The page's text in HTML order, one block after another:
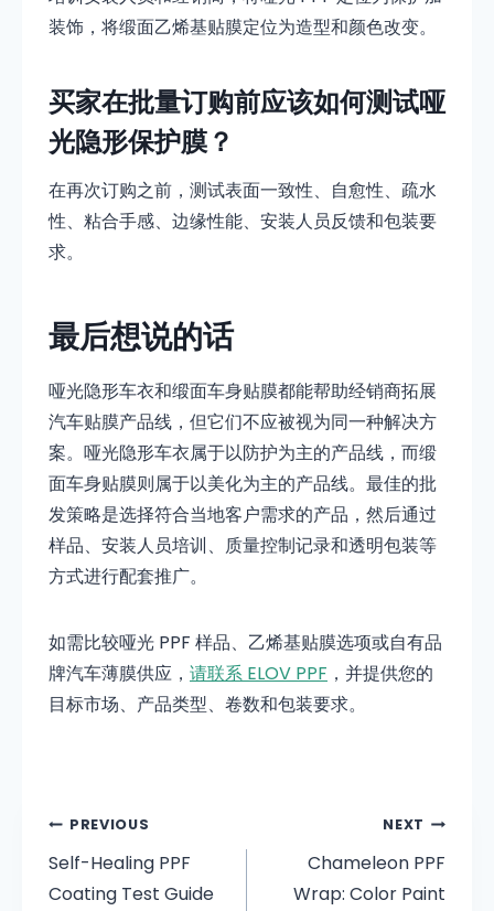
装饰，将缎面乙烯基贴膜定位为造型和颜色改变。
买家在批量订购前应该如何测试哑
光隐形保护膜？
在再次订购之前，测试表面一致性、自愈性、疏水
性、粘合手感、边缘性能、安装人员反馈和包装要
求。
最后想说的话
哑光隐形车衣和缎面车身贴膜都能帮助经销商拓展
汽车贴膜产品线，但它们不应被视为同一种解决方
案。哑光隐形车衣属于以防护为主的产品线，而缎
面车身贴膜则属于以美化为主的产品线。最佳的批
发策略是选择符合当地客户需求的产品，然后通过
样品、安装人员培训、质量控制记录和透明包装等
方式进行配套推广。
如需比较哑光 PPF 样品、乙烯基贴膜选项或自有品
牌汽车薄膜供应， 请联系 ELOV PPF ，并提供您的
目标市场、产品类型、卷数和包装要求。
PREVIOUS
Self-Healing PPF
Coating Test Guide
NEXT
Chameleon PPF
Wrap: Color Paint